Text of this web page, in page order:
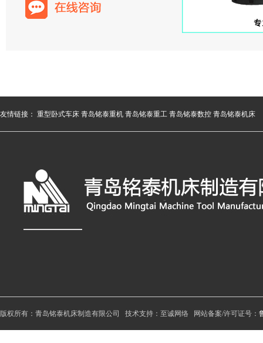
友情链接： 重型卧式车床 青岛铭泰重机 青岛铭泰重工 青岛铭泰数控 青岛铭泰机床
版权所有：青岛铭泰机床制造有限公司 技术支持：至诚网络 网站备案/许可证号：